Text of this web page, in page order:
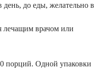
день, до еды, желательно в
лечащим врачом или
порций. Одной упаковки